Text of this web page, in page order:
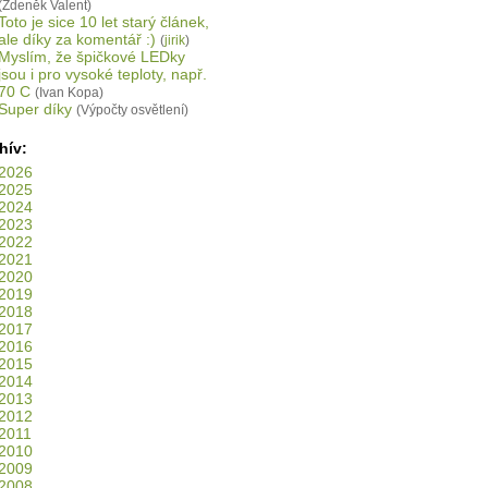
Valent)
je sice 10 let starý článek,
díky za komentář :) (jirik)
že špičkové LEDky
i pro vysoké teploty, např.
C (Ivan Kopa)
díky (Výpočty osvětlení)